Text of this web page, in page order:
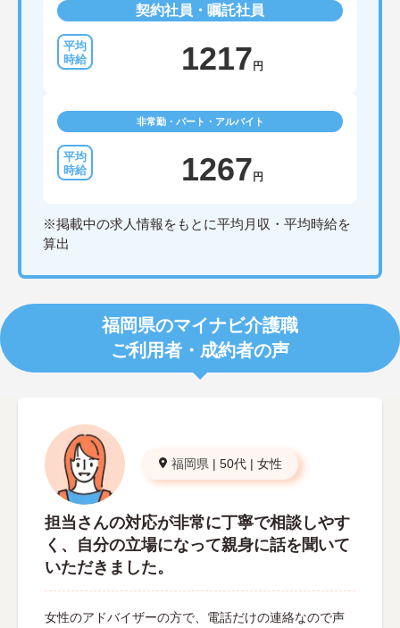
契約社員・嘱託社員
1217 円
非常勤・パート・アルバイト
1267 円
※掲載中の求人情報をもとに平均月収・平均時給を
算出
福岡県のマイナビ介護職
ご利用者・成約者の声
福岡県 | 50代 | 女性
担当さんの対応が非常に丁寧で相談しやす
く、自分の立場になって親身に話を聞いて
いただきました。
女性のアドバイザーの方で、電話だけの連絡なので声